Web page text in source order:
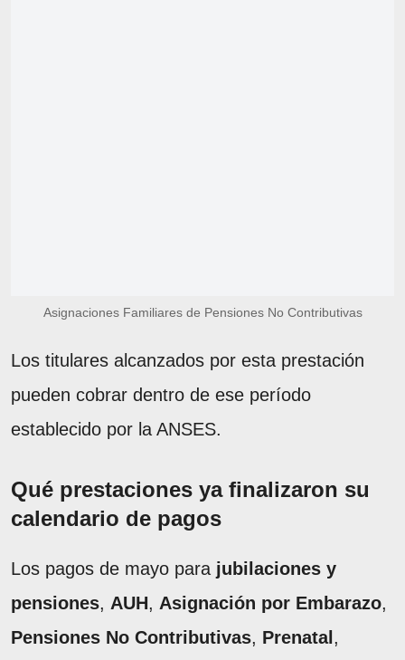
Asignaciones Familiares de Pensiones No Contributivas
Los titulares alcanzados por esta prestación
pueden cobrar dentro de ese período
establecido por la ANSES.
Qué prestaciones ya finalizaron su
calendario de pagos
Los pagos de mayo para jubilaciones y
pensiones, AUH, Asignación por Embarazo,
Pensiones No Contributivas, Prenatal,